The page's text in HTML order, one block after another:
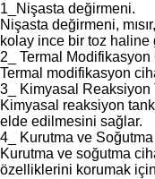
1_Nişasta değirmeni.
Nişasta değirmeni,
kolay ince bir toz haline
2_ Termal Modifikasyon
Termal modifikasyon
3_ Kimyasal Reaksiyon
Kimyasal reaksiyon
elde edilmesini sağlar.
4_ Kurutma ve Soğutma
Kurutma ve soğutma
özelliklerini korumak